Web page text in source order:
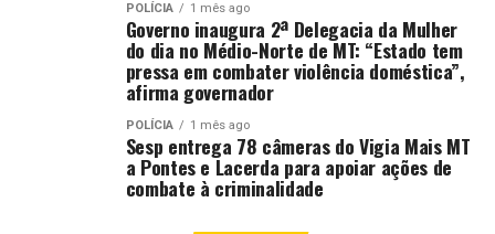
POLÍCIA 1 mês ago
Governo inaugura 2ª Delegacia da Mulher
do dia no Médio-Norte de MT: “Estado tem
pressa em combater violência doméstica”,
afirma governador
POLÍCIA 1 mês ago
Sesp entrega 78 câmeras do Vigia Mais MT
a Pontes e Lacerda para apoiar ações de
combate à criminalidade